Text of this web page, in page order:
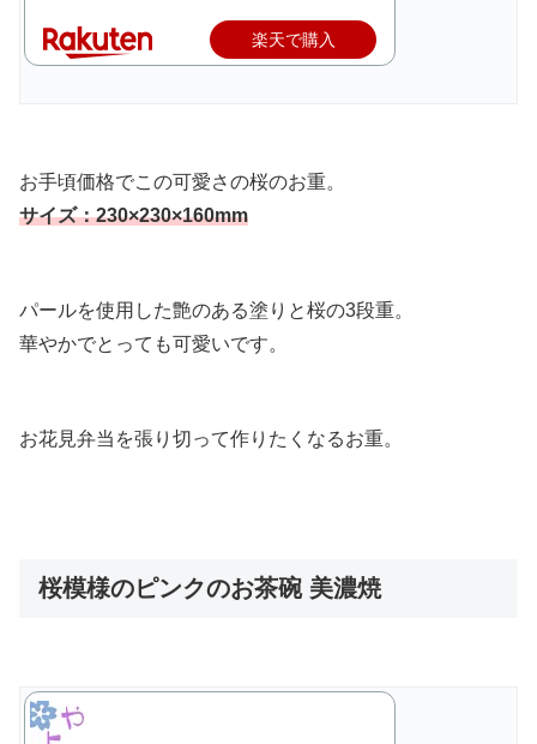
楽天で購入
お手頃価格でこの可愛さの桜のお重。
サイズ：230×230×160mm
パールを使用した艶のある塗りと桜の3段重。
華やかでとっても可愛いです。
お花見弁当を張り切って作りたくなるお重。
桜模様のピンクのお茶碗 美濃焼